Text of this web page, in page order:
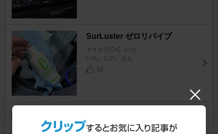
SurLuster ゼロリバイブ
マイクラC+C [K12]
いち、にの、さん
16
ジャーテーブル